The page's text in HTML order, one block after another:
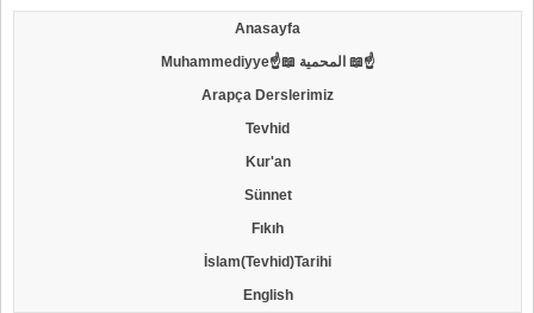
Anasayfa
Muhammediyye☝📖 المحمية 📖☝
Arapça Derslerimiz
Tevhid
Kur'an
Sünnet
Fıkıh
İslam(Tevhid)Tarihi
English